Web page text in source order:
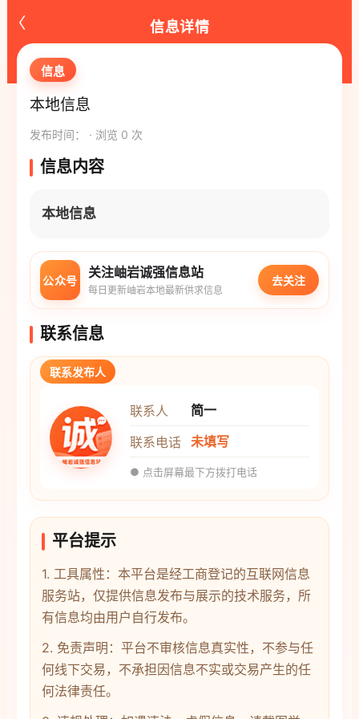
‹ 信息详情
信息
本地信息
发布时间： · 浏览 0 次
信息内容
本地信息
公众号
关注岫岩诚强信息站
每日更新岫岩本地最新供求信息
去关注
联系信息
联系发布人
联系人
简一
联系电话 未填写
● 点击屏幕最下方拨打电话
平台提示
1. 工具属性：本平台是经工商登记的互联网信息
服务站，仅提供信息发布与展示的技术服务，所
有信息均由用户自行发布。
2. 免责声明：平台不审核信息真实性，不参与任
何线下交易，不承担因信息不实或交易产生的任
何法律责任。